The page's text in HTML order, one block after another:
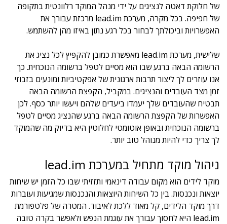
של חלוקת דאטה לנציגים על ידי מנהל המוקד רלוונטית בתקופה
של חפיפה. בכל מקרה, מערכת lead.im מרכזת עבורך את
האפשרויות וביכולתך לבחור בכל רגע נתון באיזו מהן להשתמש.
שלישית, מערכת lead.im מאפשרת כמובן להקפיץ לכל נציג את
הרשומה הבאה ברגע שבו הוא מסיים לטפל ברשומה הנוכחית. כך
אנו עוזרים לך ליצור תרבות ארגונית של אפקטיביות ומונעים בזבוזי
זמן מצד העובדים והנציגים. במקביל, הקפצת הרשומה הבאה
תבטיח שהעובדים שלך יעמדו ביעדים שלהם ויעשו יותר כסף. לכן
האפשרות של הקפצת הרשומה הבאה ברגע שהנציג מסיים לטפל
ברשומה הנוכחית ובאופן אוטומטי לחלוטין היא בדיוק מה שהמוקד
לך צריך כדי להיות מנוהל טוב יותר.
ניהול מוקד מתחיל במערכת lead.im
מוקד לידים הוא מקום עבודה דינאמי ותזזיתי שבו כל הזמן יש שיחות
יוצאות ונכנסות. בין כל השיחות היוצאות והנכנסות שמגיעות ועוברות
דרך מוקד הלידים, קל מאוד ללכת לאיבוד. המטרה של פלטפורמת
lead.im היא לחסוך עבורך את עוגמת הנפש ולאפשר בקרה טובה